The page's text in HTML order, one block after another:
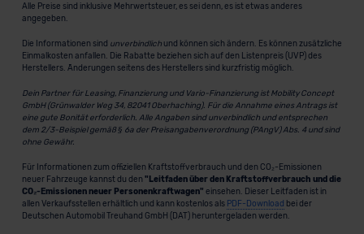
Alle Preise sind inklusive Mehrwertsteuer, es sei denn, es ist etwas anderes
angegeben.
Die Informationen sind unverbindlichund können sich ändern. Es können zusätzliche
Einmalkosten anfallen. Die Rabatte beziehen sich auf den Listenpreis (UVP) des
Herstellers. Änderungen seitens des Herstellers sind kurzfristig möglich.
Dein Partner für Leasing, Finanzierung und Vario-Finanzierung ist Mobility Concept
GmbH (Grünwalder Weg 34, 82041 Oberhaching). Für die Annahme eines Antrags ist
eine gute Bonität erforderlich. Alle Angaben sind unverbindlich und entsprechen
dem 2/3-Beispiel gemäß § 6a der Preisangabenverordnung (PAngV) Abs. 4 und sind
ohne Gewähr.
Für Informationen zum offiziellen Kraftstoffverbrauch und den CO₂-Emissionen
neuer Fahrzeuge kannst du den "Leitfaden über den Kraftstoffverbrauch und die
CO₂-Emissionen neuer Personenkraftwagen" einsehen. Dieser Leitfaden ist in
allen Verkaufsstellen erhältlich und kann kostenlos als PDF-Download bei der
Deutschen Automobil Treuhand GmbH (DAT) heruntergeladen werden.